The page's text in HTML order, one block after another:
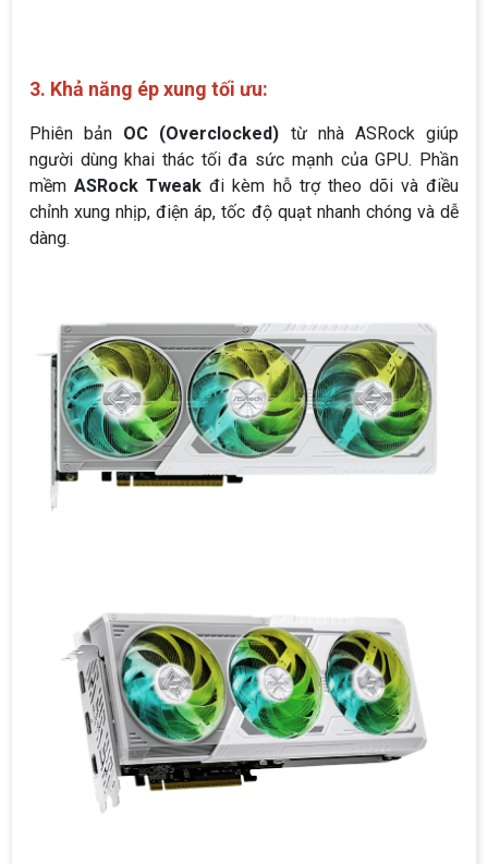
3. Khả năng ép xung tối ưu:
Phiên bản OC (Overclocked) từ nhà ASRock giúp
người dùng khai thác tối đa sức mạnh của GPU. Phần
mềmASRock Tweak đi kèm hỗ trợ theo dõi và điều
chỉnh xung nhịp, điện áp, tốc độ quạt nhanh chóng và dễ
dàng.